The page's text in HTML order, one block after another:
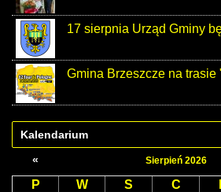
17 sierpnia Urząd Gminy
Gmina Brzeszcze na trasie
Kalendarium
«
Sierpień 2026
P W S C